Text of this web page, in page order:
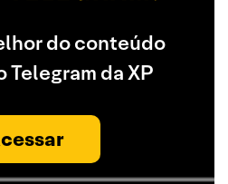
do conteúdo
da XP